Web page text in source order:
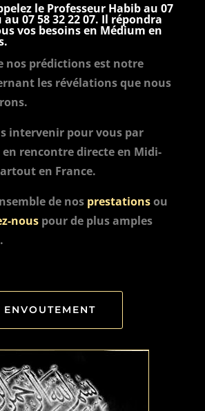
le Professeur Habib au 07
au 07 58 32 22 07. Il répondra
vos besoins en Médium en
nos prédictions est notre
les révélations que nous
intervenir pour vous par
rencontre directe en Midi-
en France.
de nos prestationsou
nouspour de plus amples
ENVOUTEMENT